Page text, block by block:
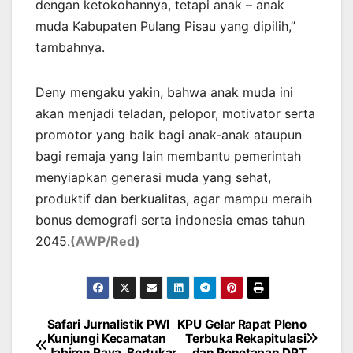
dengan ketokohannya, tetapi anak – anak
muda Kabupaten Pulang Pisau yang dipilih,”
tambahnya.
Deny mengaku yakin, bahwa anak muda ini
akan menjadi teladan, pelopor, motivator serta
promotor yang baik bagi anak-anak ataupun
bagi remaja yang lain membantu pemerintah
menyiapkan generasi muda yang sehat,
produktif dan berkualitas, agar mampu meraih
bonus demografi serta indonesia emas tahun
2045.(AWP/Red)
Post
KPU Gelar Rapat Pleno
Terbuka Rekapitulasi
Safari Jurnalistik PWI
Kunjungi Kecamatan